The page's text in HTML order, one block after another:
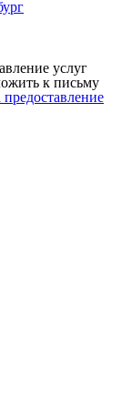
услуг
к письму
предоставление